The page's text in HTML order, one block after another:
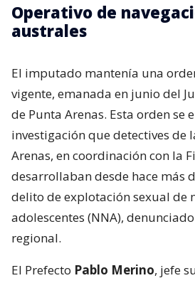
Operativo de
australes
El imputado mantenía una
vigente, emanada en junio del
de Punta Arenas. Esta orden se
investigación que detectives de
Arenas, en coordinación con la
desarrollaban desde hace más
delito de explotación sexual de
adolescentes (NNA),
regional.
El Prefecto Pablo Merino, jefe